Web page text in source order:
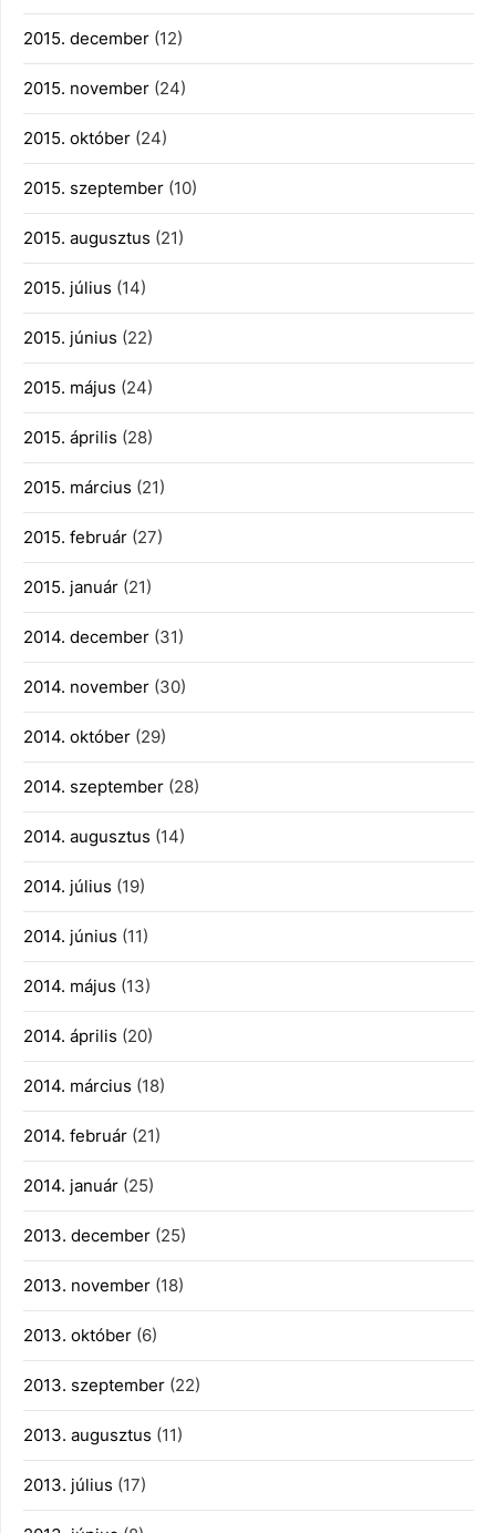
2015. december (12)
2015. november (24)
2015. október (24)
2015. szeptember (10)
2015. augusztus (21)
2015. július (14)
2015. június (22)
2015. május (24)
2015. április (28)
2015. március (21)
2015. február (27)
2015. január (21)
2014. december (31)
2014. november (30)
2014. október (29)
2014. szeptember (28)
2014. augusztus (14)
2014. július (19)
2014. június (11)
2014. május (13)
2014. április (20)
2014. március (18)
2014. február (21)
2014. január (25)
2013. december (25)
2013. november (18)
2013. október (6)
2013. szeptember (22)
2013. augusztus (11)
2013. július (17)